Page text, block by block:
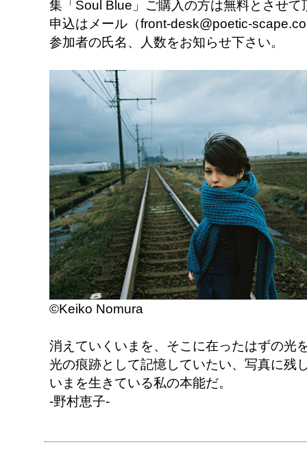
集「Soul Blue」ご購入の方は無料とさせて
申込はメール（front-desk@poetic-
参加者の氏名、人数をお知らせ下さい。
©Keiko Nomura
消えていくいまを、そこに在ったはずの光
光の痕跡として記憶していたい、写真に残
いまを生きている私の本能だ。
-野村恵子-